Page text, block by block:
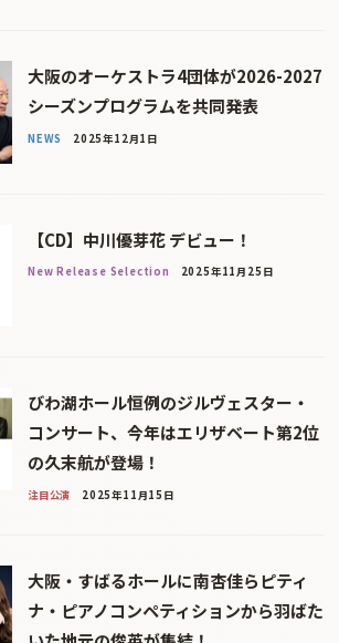
大阪のオーケストラ4団体が2026-2027
シーズンプログラムを共同発表
NEWS 2025年12月1日
【CD】中川優芽花 デビュー！
New Release Selection 2025年11月25日
びわ湖ホール恒例のジルヴェスター・
コンサート、今年はエリザベート第2位
の久末航が登場！
注目公演 2025年11月15日
大阪・すばるホールに南杏佳らピティ
ナ・ピアノコンペティションから羽ばた